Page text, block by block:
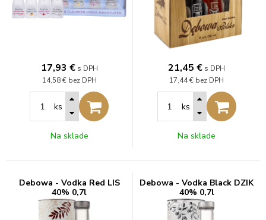
17,93 € s DPH
14,58 € bez DPH
ks
Na sklade
21,45 € s DPH
17,44 € bez DPH
ks
Na sklade
Debowa - Vodka Red LIS
40% 0,7l
Debowa - Vodka Black DZIK
40% 0,7l